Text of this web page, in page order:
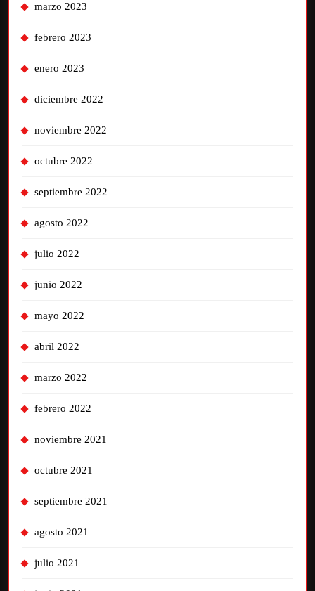
marzo 2023
febrero 2023
enero 2023
diciembre 2022
noviembre 2022
octubre 2022
septiembre 2022
agosto 2022
julio 2022
junio 2022
mayo 2022
abril 2022
marzo 2022
febrero 2022
noviembre 2021
octubre 2021
septiembre 2021
agosto 2021
julio 2021